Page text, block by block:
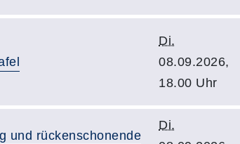
Di.
08.09.2026,
18.00 Uhr
und rückenschonende
Di.